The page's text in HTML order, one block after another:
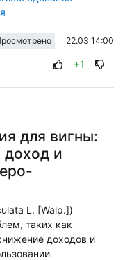
22.03 14:00
+1
для вигны:
доход и
L. [Walp.])
таких как
доходов и